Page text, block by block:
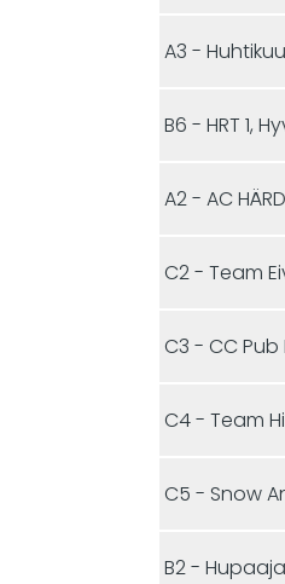
B6 - HRT 1,
A2 - AC
C2 - Team
C3 - CC
C4 - Team
C5 - Snow
B2 -